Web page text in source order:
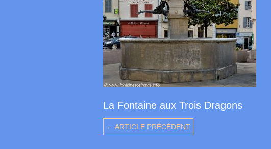
La Fontaine aux Trois Dragons
← ARTICLE PRÉCÉDENT